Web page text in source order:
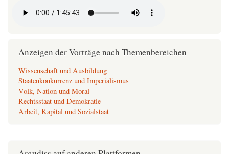
Anzeigen der Vorträge nach Themenbereichen
Wissenschaft und Ausbildung
Staatenkonkurrenz und Imperialismus
Volk, Nation und Moral
Rechtsstaat und Demokratie
Arbeit, Kapital und Sozialstaat